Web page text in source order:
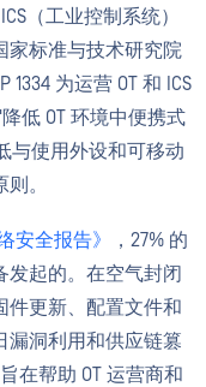
（工业控制系统）
家标准与技术研究院
1334 为运营 OT 和 ICS
低 OT 环境中便携式
与使用外设和可移动
。
安全报告》
，27% 的
发起的。在空气封闭
件更新、配置文件和
漏洞利用和供应链篡
在帮助 OT 运营商和